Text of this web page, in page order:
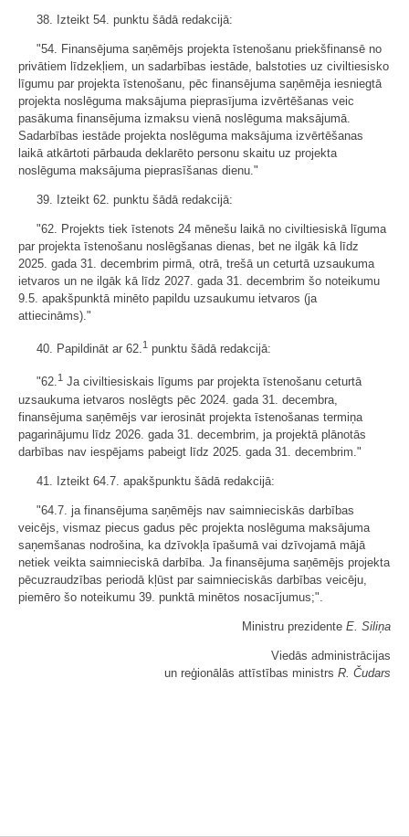
38. Izteikt 54. punktu šādā redakcijā:
"54. Finansējuma saņēmējs projekta īstenošanu priekšfinansē no
privātiem līdzekļiem, un sadarbības iestāde, balstoties uz civiltiesisko
līgumu par projekta īstenošanu, pēc finansējuma saņēmēja iesniegtā
projekta noslēguma maksājuma pieprasījuma izvērtēšanas veic
pasākuma finansējuma izmaksu vienā noslēguma maksājumā.
Sadarbības iestāde projekta noslēguma maksājuma izvērtēšanas
laikā atkārtoti pārbauda deklarēto personu skaitu uz projekta
noslēguma maksājuma pieprasīšanas dienu."
39. Izteikt 62. punktu šādā redakcijā:
"62. Projekts tiek īstenots 24 mēnešu laikā no civiltiesiskā līguma
par projekta īstenošanu noslēgšanas dienas, bet ne ilgāk kā līdz
2025. gada 31. decembrim pirmā, otrā, trešā un ceturtā uzsaukuma
ietvaros un ne ilgāk kā līdz 2027. gada 31. decembrim šo noteikumu
9.5. apakšpunktā minēto papildu uzsaukumu ietvaros (ja
attiecināms)."
40. Papildināt ar 62.1 punktu šādā redakcijā:
"62.1 Ja civiltiesiskais līgums par projekta īstenošanu ceturtā
uzsaukuma ietvaros noslēgts pēc 2024. gada 31. decembra,
finansējuma saņēmējs var ierosināt projekta īstenošanas termiņa
pagarinājumu līdz 2026. gada 31. decembrim, ja projektā plānotās
darbības nav iespējams pabeigt līdz 2025. gada 31. decembrim."
41. Izteikt 64.7. apakšpunktu šādā redakcijā:
"64.7. ja finansējuma saņēmējs nav saimnieciskās darbības
veicējs, vismaz piecus gadus pēc projekta noslēguma maksājuma
saņemšanas nodrošina, ka dzīvokļa īpašumā vai dzīvojamā mājā
netiek veikta saimnieciskā darbība. Ja finansējuma saņēmējs projekta
pēcuzraudzības periodā kļūst par saimnieciskās darbības veicēju,
piemēro šo noteikumu 39. punktā minētos nosacījumus;".
Ministru prezidente E. Siliņa
Viedās administrācijas
un reģionālās attīstības ministrs R. Čudars